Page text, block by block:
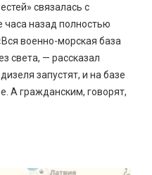
связалась с
часа назад полностью
военно-морская база
света, — рассказал
запустят, и на базе
А гражданским, говорят,